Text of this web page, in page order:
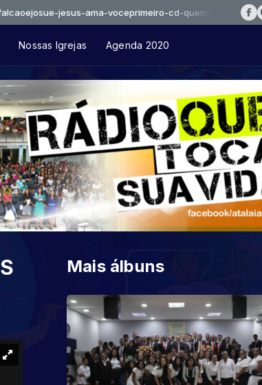
jesus-ama-voceprimeiro-cd-quem-sou-eu
Nossas Igrejas Agenda 2020
Mais álbuns